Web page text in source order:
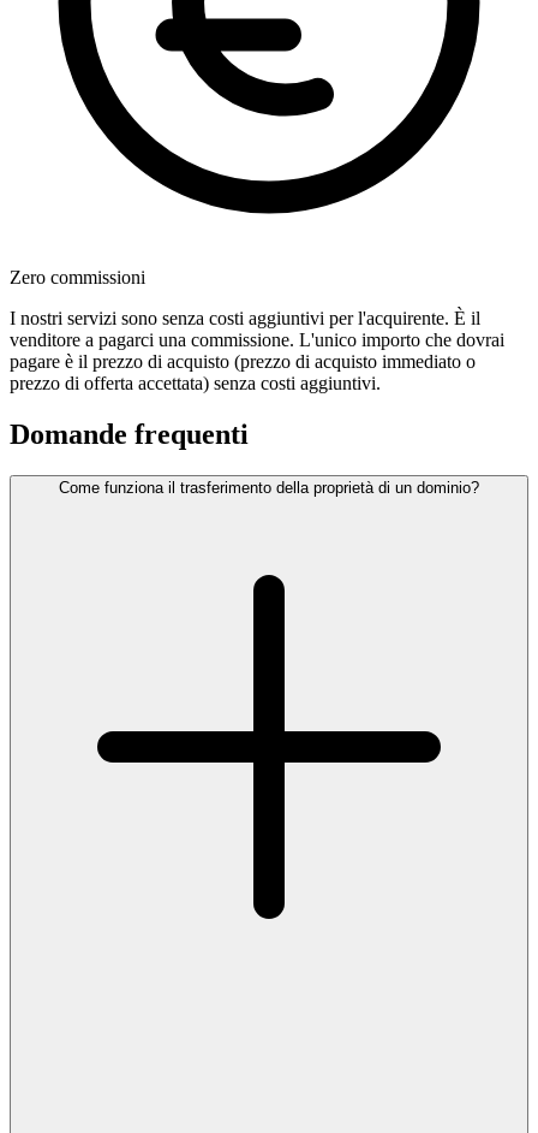
Zero commissioni
I nostri servizi sono senza costi aggiuntivi per l'acquirente. È il
venditore a pagarci una commissione. L'unico importo che dovrai
pagare è il prezzo di acquisto (prezzo di acquisto immediato o
prezzo di offerta accettata) senza costi aggiuntivi.
Domande frequenti
Come funziona il trasferimento della proprietà di un dominio?